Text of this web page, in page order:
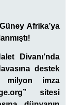
Afrika’ya
Divanı’nda
destek
milyon imza
sitesi